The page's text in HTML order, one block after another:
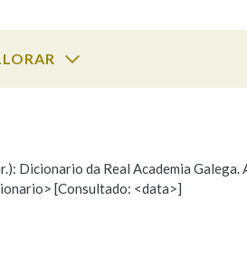
Apelidos
Dicionario da Real Academia Galega.
[Consultado: <data>]